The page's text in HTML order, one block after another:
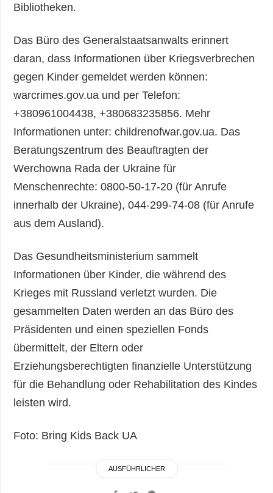
Bibliotheken.
Das Büro des Generalstaatsanwalts erinnert
daran, dass Informationen über Kriegsverbrechen
gegen Kinder gemeldet werden können:
warcrimes.gov.ua und per Telefon:
+380961004438, +380683235856. Mehr
Informationen unter: childrenofwar.gov.ua. Das
Beratungszentrum des Beauftragten der
Werchowna Rada der Ukraine für
Menschenrechte: 0800-50-17-20 (für Anrufe
innerhalb der Ukraine), 044-299-74-08 (für Anrufe
aus dem Ausland).
Das Gesundheitsministerium sammelt
Informationen über Kinder, die während des
Krieges mit Russland verletzt wurden. Die
gesammelten Daten werden an das Büro des
Präsidenten und einen speziellen Fonds
übermittelt, der Eltern oder
Erziehungsberechtigten finanzielle Unterstützung
für die Behandlung oder Rehabilitation des Kindes
leisten wird.
Foto: Bring Kids Back UA
AUSFÜHRLICHER